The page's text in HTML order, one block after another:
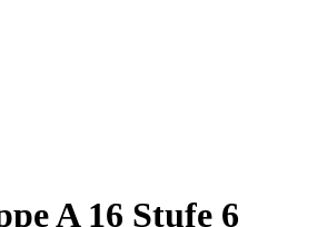
A 16 Stufe 6